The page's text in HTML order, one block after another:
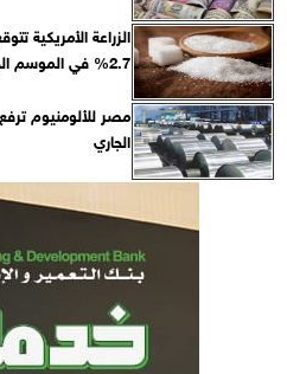
الزراعة الأمريكية
2.7% في الموسم الجديد
الجاري